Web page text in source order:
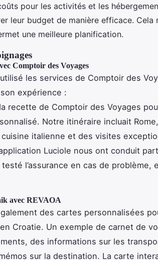
pour les activités et les
leur budget de manière efficace. Cela
une meilleure planification.
Comptoir des Voyages
les services de Comptoir des
expérience :
recette de Comptoir des Voyages
Notre itinéraire incluait
italienne et des visites
Luciole nous ont conduit
l’assurance en cas de problème,
avec REVAOA
des cartes personnalisées
Croatie. Un exemple de carnet de
des informations sur les
sur la destination. La carte